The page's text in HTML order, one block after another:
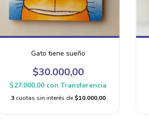
Gato tiene sueño
$30.000,00
$27.000,00 con Transferencia
3 cuotas sin interés de$10.000,00